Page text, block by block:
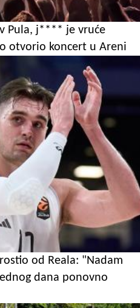
Pula, j**** je vruće
otvorio koncert u Areni
od Reala: "Nadam
dana ponovno